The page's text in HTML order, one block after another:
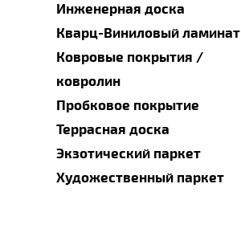
Инженерная доска
Кварц-Виниловый ламинат
Ковровые покрытия /
ковролин
Пробковое покрытие
Террасная доска
Экзотический паркет
Художественный паркет